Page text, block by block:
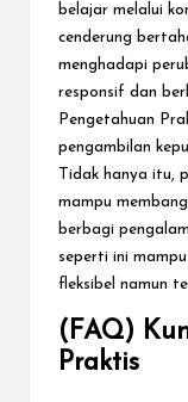
belajar melalui
cenderung
menghadapi
responsif dan
Pengetahuan
pengambilan
Tidak hanya itu,
mampu
berbagi
seperti ini
fleksibel namun
(FAQ)
Praktis